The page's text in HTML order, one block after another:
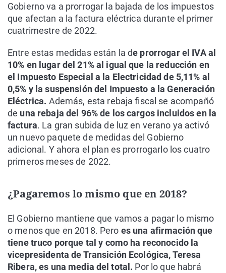
Gobierno va a prorrogar la bajada de los impuestos
que afectan a la factura eléctrica durante el primer
cuatrimestre de 2022.
Entre estas medidas están la de prorrogar el IVA al
10% en lugar del 21% al igual que la reducción en
el Impuesto Especial a la Electricidad de 5,11% al
0,5% y la suspensión del Impuesto a la Generación
Eléctrica. Además, esta rebaja fiscal se acompañó
de una rebaja del 96% de los cargos incluidos en la
factura. La gran subida de luz en verano ya activó
un nuevo paquete de medidas del Gobierno
adicional. Y ahora el plan es prorrogarlo los cuatro
primeros meses de 2022.
¿Pagaremos lo mismo que en 2018?
El Gobierno mantiene que vamos a pagar lo mismo
o menos que en 2018. Pero es una afirmación que
tiene truco porque tal y como ha reconocido la
vicepresidenta de Transición Ecológica, Teresa
Ribera, es una media del total. Por lo que habrá